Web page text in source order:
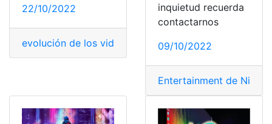
22/10/2022
evolución de los videojuegos evolución de los
inquietud recuerda
contactarnos
09/10/2022
Entertainment de